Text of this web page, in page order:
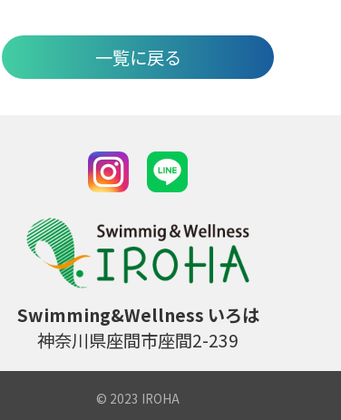
一覧に戻る
Swimming&Wellness いろは
神奈川県座間市座間2-239
© 2023 IROHA